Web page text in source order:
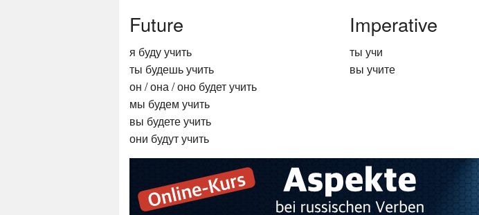
Future
я буду учить
ты будешь учить
он / она / оно будет учить
мы будем учить
вы будете учить
они будут учить
Imperative
ты учи
вы учите